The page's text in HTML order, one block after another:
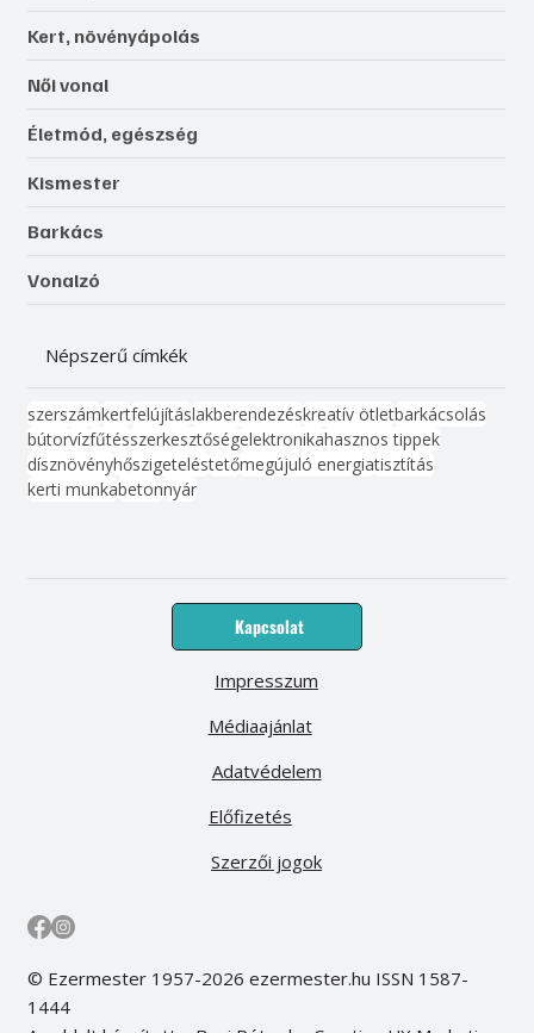
Kert, növényápolás
Női vonal
Életmód, egészség
Kismester
Barkács
Vonalzó
Népszerű címkék
szerszámkertfelújításlakberendezéskreatív ötletbarkácsolás
bútorvízfűtésszerkesztőségelektronikahasznos tippek
dísznövényhőszigeteléstetőmegújuló energiatisztítás
kerti munkabetonnyár
Kapcsolat
Médiaajánlat
Előfizetés
Impresszum
Adatvédelem
Szerzői jogok
© Ezermester 1957-2026 ezermester.hu ISSN 1587-
1444